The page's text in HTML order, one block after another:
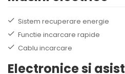
Sistem recuperare energie
Functie incarcare rapide
Cablu incarcare
Electronice si